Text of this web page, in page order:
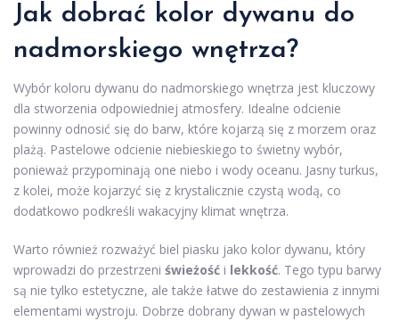
Jak dobrać kolor dywanu do
nadmorskiego wnętrza?
Wybór koloru dywanu do nadmorskiego wnętrza jest kluczowy
dla stworzenia odpowiedniej atmosfery. Idealne odcienie
powinny odnosić się do barw, które kojarzą się z morzem oraz
plażą. Pastelowe odcienie niebieskiego to świetny wybór,
ponieważ przypominają one niebo i wody oceanu. Jasny turkus,
z kolei, może kojarzyć się z krystalicznie czystą wodą, co
dodatkowo podkreśli wakacyjny klimat wnętrza.
Warto również rozważyć biel piasku jako kolor dywanu, który
wprowadzi do przestrzeni świeżość i lekkość. Tego typu barwy
są nie tylko estetyczne, ale także łatwe do zestawienia z innymi
elementami wystroju. Dobrze dobrany dywan w pastelowych